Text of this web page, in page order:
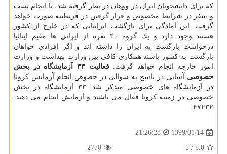
كه برای دانشجویان ایران در ووهان در نظر گرفته شد، با انجام تست
و سفر در شرایط مخصوص و قرار گرفتن در قرنطینه صورت خواهد
گرفت. این آمادگی برای بازگشت ایرانیانی كه در خارج از كشور
هستند وجود دارد و یك گروه ۳۰ نفره از ایرانی ها مقیم ایتالیا
درخواست بازگشت به ایران را داشته اند و اگر افرادی خواهان
بازگشت به كشور باشند همكاری كافی بین وزارت بهداشت و وزارت
امور خارجه انجام خواهد گرفت.
فعالیت ۳۳ آزمایشگاه در بخش
خصوصی آسایی در پاسخ به سوالی در خصوص انجام آزمایش كرونا
در آزمایشگاه های خصوصی متذكر شد: ۳۳ آزمایشگاه در بخش
خصوصی در زمینه كرونا فعال می باشند و آزمایش انجام می دهند.
۴۷۲۳۲
1399/01/14
21:26:28
5.0
/ 5
2770